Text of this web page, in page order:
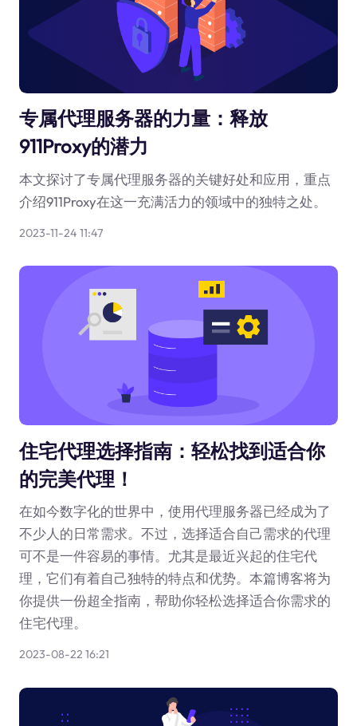
专属代理服务器的力量：释放
911Proxy的潜力
本文探讨了专属代理服务器的关键好处和应用，重点
介绍911Proxy在这一充满活力的领域中的独特之处。
2023-11-24 11:47
住宅代理选择指南：轻松找到适合你
的完美代理！
在如今数字化的世界中，使用代理服务器已经成为了
不少人的日常需求。不过，选择适合自己需求的代理
可不是一件容易的事情。尤其是最近兴起的住宅代
理，它们有着自己独特的特点和优势。本篇博客将为
你提供一份超全指南，帮助你轻松选择适合你需求的
住宅代理。
2023-08-22 16:21